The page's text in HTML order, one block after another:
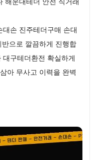
대손 진주테더구매 손대
으로 깔끔하게 진행합
구테더환전 확실하게
아 무사고 이력을 완벽